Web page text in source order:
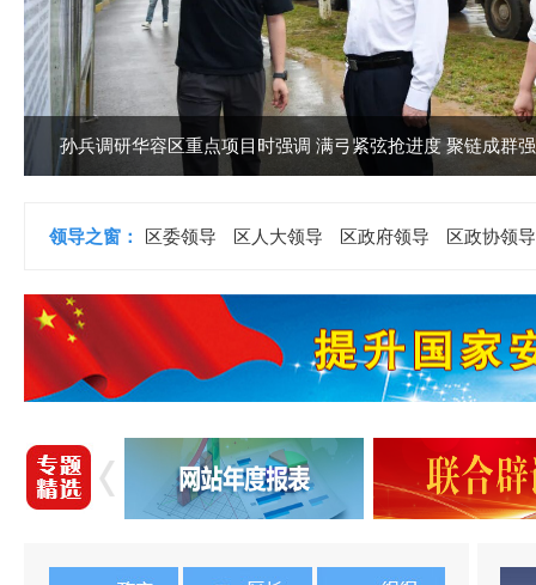
孙兵调研华容区重点项目时强调 满弓紧弦抢进度 聚链成群
领导之窗： 区委领导 区人大领导 区政府领导 区政协领导